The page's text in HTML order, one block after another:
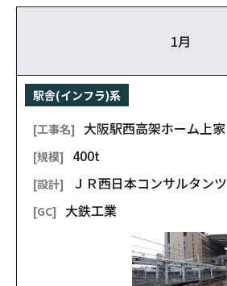
1月
駅舎(インフラ)系
大阪駅西高架ホーム上家
400t
ＪＲ西日本コンサルタンツ
大鉄工業